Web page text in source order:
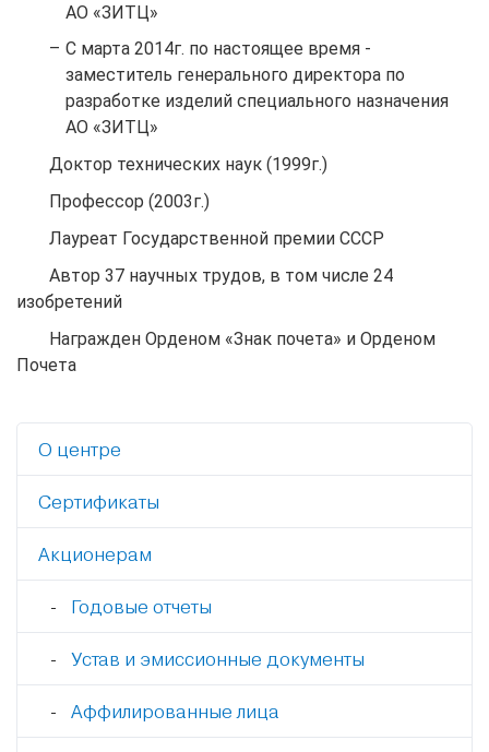
АО «ЗИТЦ»
С марта 2014г. по настоящее время -
заместитель генерального директора по
разработке изделий специального назначения
АО «ЗИТЦ»
Доктор технических наук (1999г.)
Профессор (2003г.)
Лауреат Государственной премии СССР
Автор 37 научных трудов, в том числе 24
изобретений
Награжден Орденом «Знак почета» и Орденом
Почета
О центре
Сертификаты
Акционерам
Годовые отчеты
Устав и эмиссионные документы
Аффилированные лица